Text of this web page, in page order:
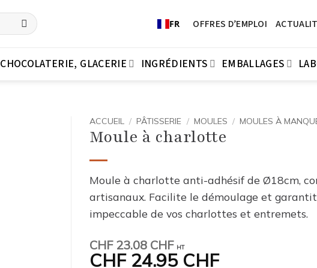
FR OFFRES D’EMPLOI
CHOCOLATERIE, GLACERIE INGRÉDIENTS EMBALLAGES
ACCUEIL / PÂTISSERIE / MOULES / MOULES À
Moule à charlotte
Moule à charlotte anti-adhésif de Ø18cm,
artisanaux. Facilite le démoulage et
impeccable de vos charlottes et entremets.
CHF23.08 CHF HT
CHF24.95 CHF